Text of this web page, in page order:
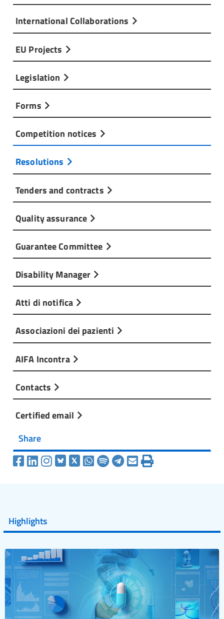
International Collaborations
EU Projects
Legislation
Forms
Competition notices
Resolutions
Tenders and contracts
Quality assurance
Guarantee Committee
Disability Manager
Atti di notifica
Associazioni dei pazienti
AIFA Incontra
Contacts
Certified email
Share
Highlights